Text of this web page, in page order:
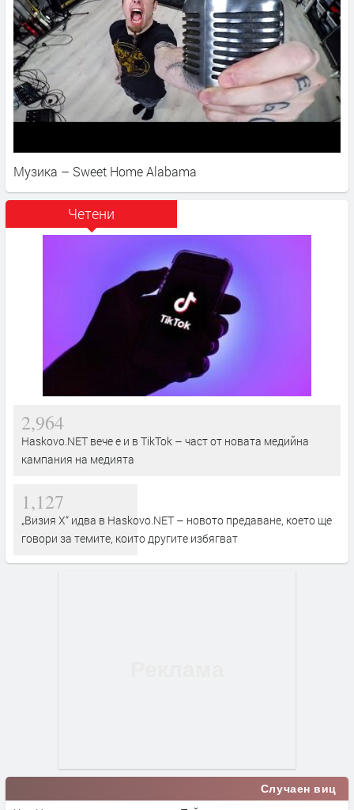
Музика – Sweet Home Alabama
Четени
2,964
Haskovo.NET вече е и в TikTok – част от новата медийна
кампания на медията
1,127
„Визия Х“ идва в Haskovo.NET – новото предаване, което ще
говори за темите, които другите избягват
Случаен виц